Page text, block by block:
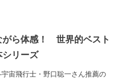
がら体感！ 世界的ベスト
シリーズ
宙飛行士・野口聡一さん推薦の